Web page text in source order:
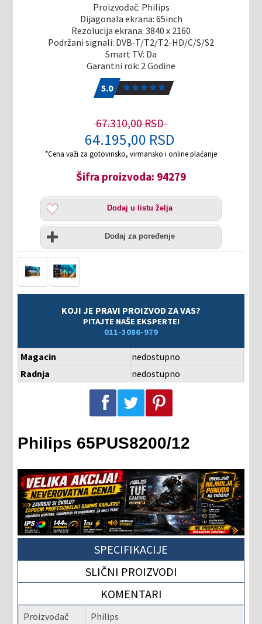
Proizvođač: Philips
Dijagonala ekrana: 65inch
Rezolucija ekrana: 3840 x 2160
Podržani signali: DVB-T/T2/T2-HD/C/S/S2
Smart TV: Da
Garantni rok: 2 Godine
5.0
67.310,00 RSD
64.195,00 RSD
*Cena važi za gotovinsko, virmansko i online plaćanje
Šifra proizvoda: 94279
Dodaj
listu
želja
Dodaj u listu želja
Uporedi
Dodaj za poređenje
KOJI JE PRAVI PROIZVOD ZA VAS?
PITAJTE NAŠE EKSPERTE!
011-3086-979
Magacin
nedostupno
Radnja
nedostupno
Podeli na Facebook-u Podeli na Twitter-u Podeli na Pinterest-u
Philips 65PUS8200/12
SPECIFIKACIJE
SLIČNI PROIZVODI
KOMENTARI
Proizvođač Philips